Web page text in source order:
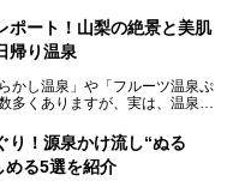
般的ですが、ここは本物の極上
るクオリティです。
温泉通が口を揃えて絶賛する神
ます！
体験が日帰りでできる温浴施設
。
【PR】
あのPRレポート記事です。
ポート！山梨の絶景と美肌
帰り温泉
かし温泉」や「フルーツ温泉ぷ
多くありますが、実は、温泉マ
さ温泉」も、そのひとつ。温泉
を活かしたグルメも堪能できま
り！源泉かけ流し“ぬる
める5選を紹介